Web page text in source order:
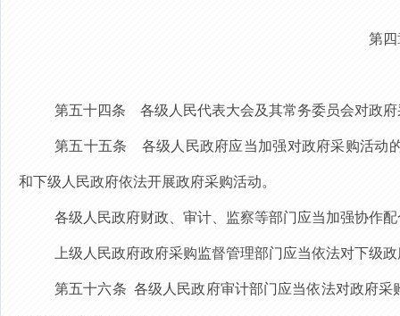
第
第五十四条 各级人民代表大会及其常务委员会对政
第五十五条 各级人民政府应当加强对政府采购活动
和下级人民政府依法开展政府采购活动。
各级人民政府财政、审计、监察等部门应当加强协作
上级人民政府政府采购监督管理部门应当依法对下级
第五十六条 各级人民政府审计部门应当依法对政府